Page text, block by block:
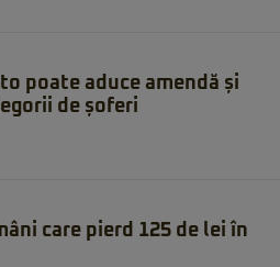
poate aduce amendă și
de șoferi
care pierd 125 de lei în